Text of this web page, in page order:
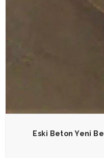
Eski Beton Yeni